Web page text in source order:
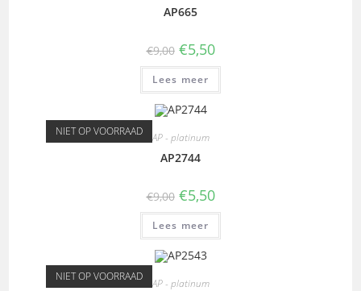
AP665
€9,00 €5,50
Lees meer
NIET OP VOORRAAD AP - platinum
AP2744
€9,00 €5,50
Lees meer
NIET OP VOORRAAD AP - platinum